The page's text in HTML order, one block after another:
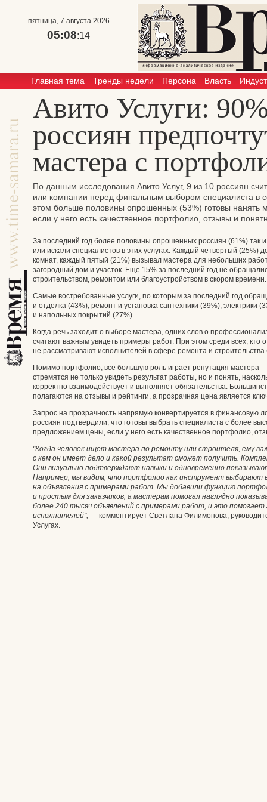
пятница, 7 августа 2026
05:08:14
Главная тема Тренды недели Персона Власть
Авито Услуги:
россиян
мастера с
По данным исследования Авито Услуг, 9 из 10 россиян
или компании перед финальным выбором специалиста в
этом больше половины опрошенных (53%) готовы нанять
если у него есть качественное портфолио, отзывы и
За последний год более половины опрошенных россиян (61%) так
или искали специалистов в этих услугах. Каждый четвертый
комнат, каждый пятый (21%) вызывал мастера для небольших
загородный дом и участок. Еще 15% за последний год не
строительством, ремонтом или благоустройством в скором времени.
Самые востребованные услуги, по которым за последний год
и отделка (43%), ремонт и установка сантехники (39%), электрики
и напольных покрытий (27%).
Когда речь заходит о выборе мастера, одних слов о
считают важным увидеть примеры работ. При этом среди всех,
не рассматривают исполнителей в сфере ремонта и
Помимо портфолио, все большую роль играет репутация мастера —
стремятся не только увидеть результат работы, но и понять,
корректно взаимодействует и выполняет обязательства.
полагаются на отзывы и рейтинги, а прозрачная цена является
Запрос на прозрачность напрямую конвертируется в
россиян подтвердили, что готовы выбрать специалиста с более
предложением цены, если у него есть качественное портфолио,
"Когда человек ищет мастера по ремонту или строителя, ему
с кем он имеет дело и какой результат сможет получить.
Они визуально подтверждают навыки и одновременно
Например, мы видим, что портфолио как инструмент выбирают
на объявления с примерами работ. Мы добавили функцию
и простым для заказчиков, а мастерам помогал наглядно
более 240 тысяч объявлений с примерами работ, и это помогает
исполнителей", — комментирует Светлана Филимонова,
Услугах.